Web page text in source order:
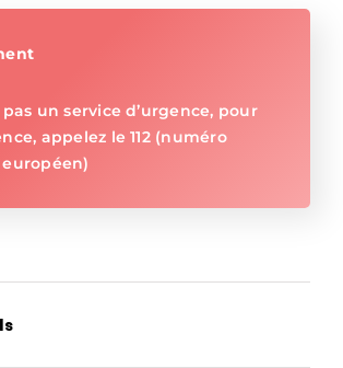
pas un service d’urgence, pour
appelez le 112 (numéro